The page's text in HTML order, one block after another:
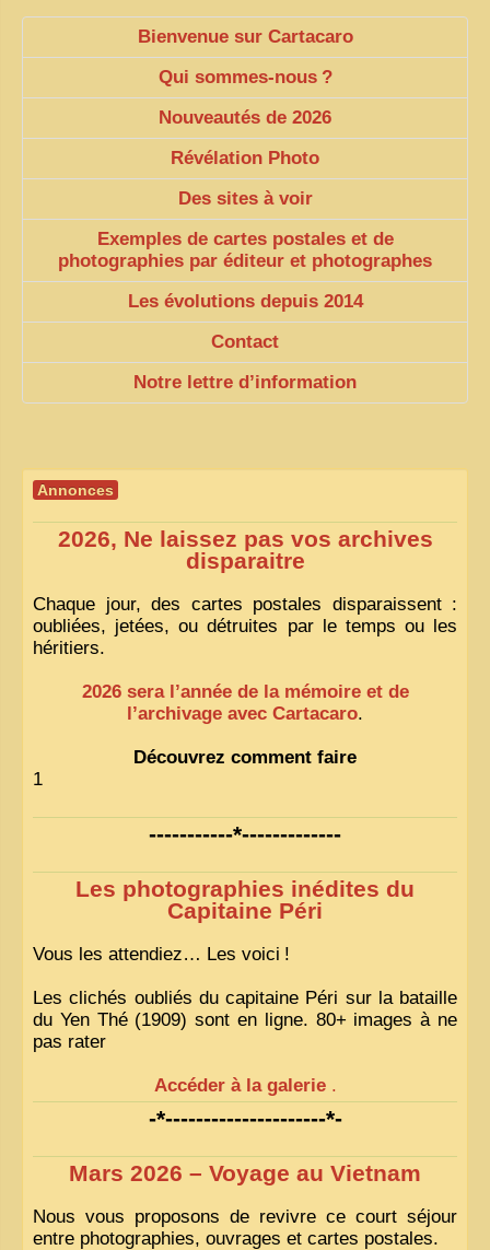
Bienvenue sur Cartacaro
Qui sommes-nous ?
Nouveautés de 2026
Révélation Photo
Des sites à voir
Exemples de cartes postales et de
photographies par éditeur et photographes
Les évolutions depuis 2014
Contact
Notre lettre d’information
Annonces
2026, Ne laissez pas vos archives
disparaitre
Chaque jour, des cartes postales disparaissent :
oubliées, jetées, ou détruites par le temps ou les
héritiers.
2026 sera l’année de la mémoire et de
l’archivage avec Cartacaro.
Découvrez comment faire
1
-----------*-------------
Les photographies inédites du
Capitaine Péri
Vous les attendiez… Les voici !
Les clichés oubliés du capitaine Péri sur la bataille
du Yen Thé (1909) sont en ligne. 80+ images à ne
pas rater
Accéder à la galerie .
-*---------------------*-
Mars 2026 – Voyage au Vietnam
Nous vous proposons de revivre ce court séjour
entre photographies, ouvrages et cartes postales.